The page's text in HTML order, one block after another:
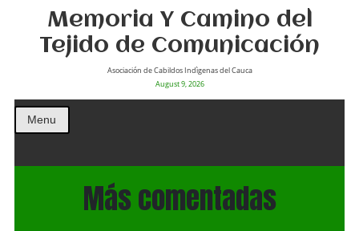
Memoria Y Camino del
Tejido de Comunicación
Asociación de Cabildos Indìgenas del Cauca
August 9, 2026
Menu
Más comentadas